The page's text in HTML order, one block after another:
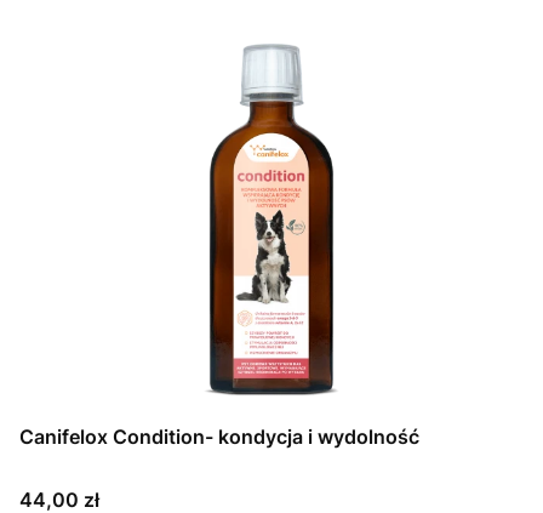
Canifelox Condition- kondycja i wydolność
Cena
44,00 zł